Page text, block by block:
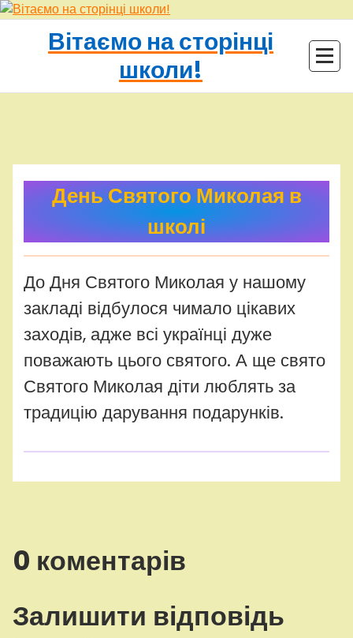
Перейти
контентуВітаємо на сторінці
школи!
Uncategorized
День Святого Миколая в
школі
До Дня Святого Миколая у нашому
закладі відбулося чимало цікавих
заходів, адже всі українці дуже
поважають цього святого. А ще свято
Святого Миколая діти люблять за
традицію дарування подарунків.
0 коментарів
Залишити відповідь